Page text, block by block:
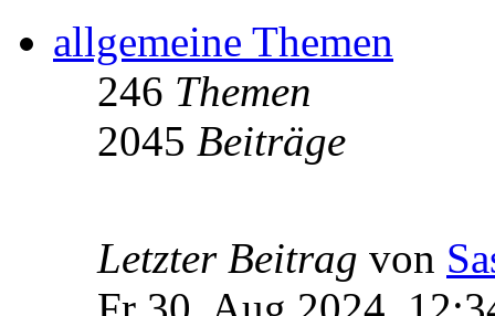
allgemeine Themen
246 Themen
2045 Beiträge
Letzter Beitrag von